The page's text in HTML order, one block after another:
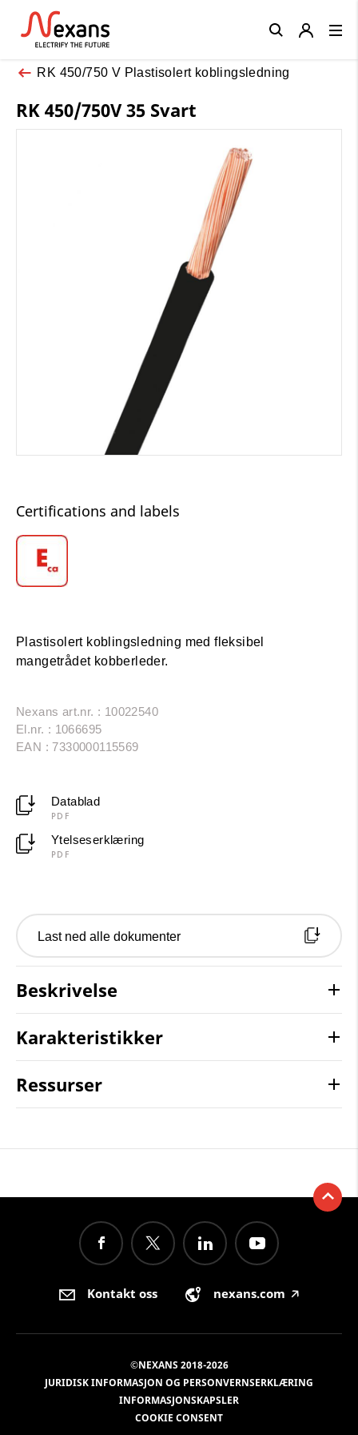
RK 450/750 V Plastisolert koblingsledning
RK 450/750V 35 Svart
Certifications and labels
Plastisolert koblingsledning med fleksibel
mangetrådet kobberleder.
Nexans art.nr. : 10022540
El.nr. : 1066695
EAN : 7330000115569
Datablad
PDF
Ytelseserklæring
PDF
Last ned alle dokumenter
Beskrivelse
Karakteristikker
Ressurser
Close
Kontakt oss nexans.com 🡥
©NEXANS 2018-2026
JURIDISK INFORMASJON OG PERSONVERNSERKLÆRING
INFORMASJONSKAPSLER
COOKIE CONSENT